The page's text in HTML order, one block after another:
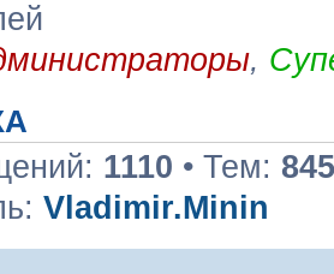
,
1110 • Тем: 845
Vladimir.Minin